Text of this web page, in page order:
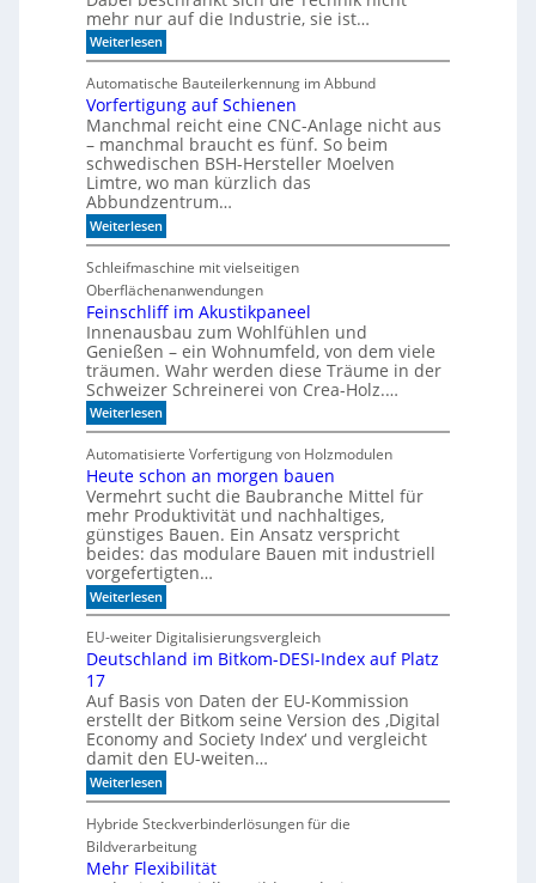
o
r
e
n
h
e
r
r
e
a
l
e
r
S
e
r
i
e
mehr nur auf die Industrie, sie ist…
Weiterlesen:
W
a
n
n
l
o
h
n
t
s
i
c
h
C
N
C
-
T
e
c
h
n
i
?
Automatische Bauteilerkennung im Abbund
Vorfertigung auf Schienen
Manchmal reicht eine CNC-Anlage nicht aus
– manchmal braucht es fünf. So beim
schwedischen BSH-Hersteller Moelven
Limtre, wo man kürzlich das
Abbundzentrum…
Weiterlesen:
V
r
f
e
r
t
i
g
u
g
u
f
S
c
h
i
e
n
n
Schleifmaschine mit vielseitigen
Oberflächenanwendungen
Feinschliff im Akustikpaneel
Innenausbau zum Wohlfühlen und
Genießen – ein Wohnumfeld, von dem viele
träumen. Wahr werden diese Träume in der
Schweizer Schreinerei von Crea-Holz.…
Weiterlesen:
F
i
n
s
c
h
l
i
f
f
i
m
A
k
s
t
i
k
p
a
n
e
l
Automatisierte Vorfertigung von Holzmodulen
Heute schon an morgen bauen
Vermehrt sucht die Baubranche Mittel für
mehr Produktivität und nachhaltiges,
günstiges Bauen. Ein Ansatz verspricht
beides: das modulare Bauen mit industriell
vorgefertigten…
Weiterlesen:
H
e
u
t
s
c
h
o
n
a
n
o
r
g
EU-weiter Digitalisierungsvergleich
Deutschland im Bitkom-DESI-Index auf Platz
17
Auf Basis von Daten der EU-Kommission
erstellt der Bitkom seine Version des ‚Digital
Economy and Society Index‘ und vergleicht
damit den EU-weiten…
Weiterlesen:
D
u
t
s
Hybride Steckverbinderlösungen für die
Bildverarbeitung
Mehr Flexibilität